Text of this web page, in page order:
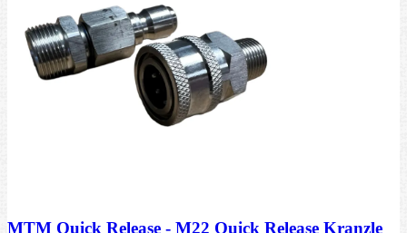
MTM Quick Release - M22 Quick Release Kranzle